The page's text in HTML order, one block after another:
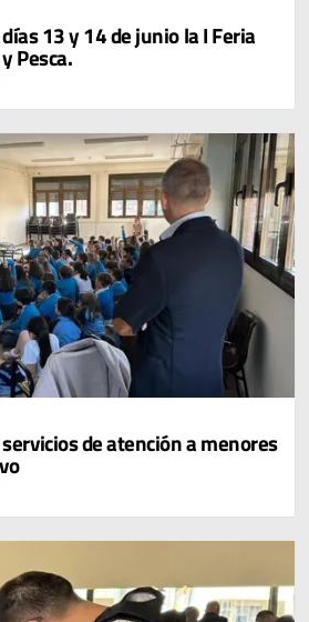
13 y 14 de junio la I Feria
Pesca.
de atención a menores